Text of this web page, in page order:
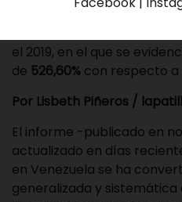
país, actualizó su informe
el 2019, en el que se
de 526,60% con respecto a
Por Lisbeth Piñeros /
El informe -publicado en
actualizado en días
en Venezuela se ha
generalizada y